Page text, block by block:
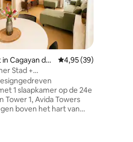
uit 5, 175 recensies
Cagayan de
Gemiddelde
4,95 (39)
Stad +
NOMA CDO 3
1 slaapkamer op de 24e
Tower 1, Avida Towers
boven het hart van